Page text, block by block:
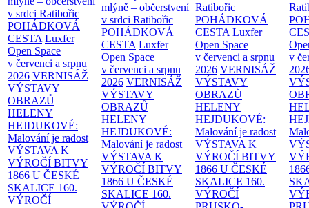
v srdci Ratibořic
POHÁDKOVÁ
CESTA Luxfer
Open Space
v červenci a srpnu
2026 VERNISÁŽ
VÝSTAVY
OBRAZŮ
HELENY
HEJDUKOVÉ:
Malování je radost
VÝSTAVA K
VÝROČÍ BITVY
1866 U ČESKÉ
SKALICE 160.
VÝROČÍ
mlýně – občerstvení
v srdci Ratibořic
POHÁDKOVÁ
CESTA Luxfer
Open Space
v červenci a srpnu
2026 VERNISÁŽ
VÝSTAVY
OBRAZŮ
HELENY
HEJDUKOVÉ:
Malování je radost
VÝSTAVA K
VÝROČÍ BITVY
1866 U ČESKÉ
SKALICE 160.
Ratibořic
POHÁDKOVÁ
CESTA Luxfer
Open Space
v červenci a srpnu
2026 VERNISÁŽ
VÝSTAVY
OBRAZŮ
HELENY
HEJDUKOVÉ:
Malování je radost
VÝSTAVA K
VÝROČÍ BITVY
1866 U ČESKÉ
SKALICE 160.
VÝROČÍ
v